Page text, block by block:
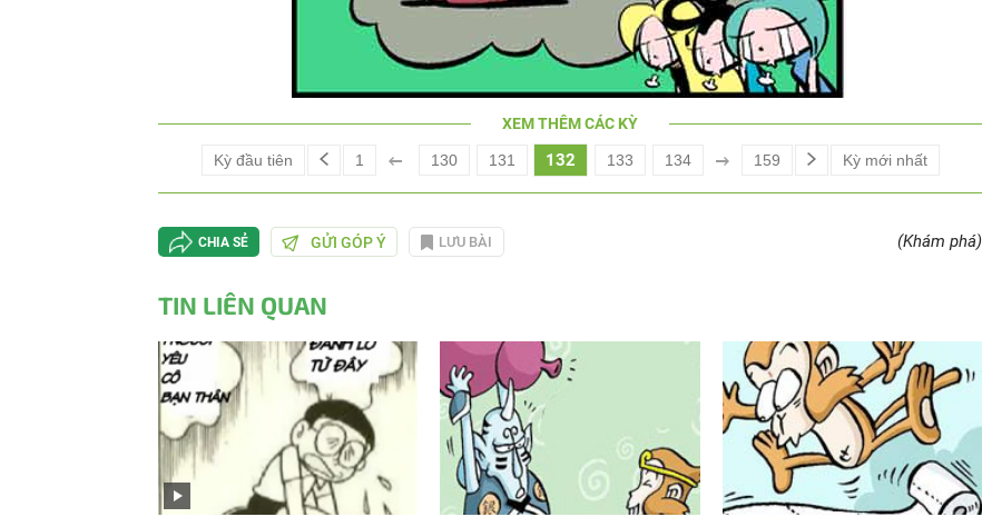
XEM THÊM CÁC KỲ
Kỳ đầu tiên 1 130 131 132 133 134 159 Kỳ mới nhất
CHIA SẺ GỬI GÓP Ý LƯU BÀI (Khám phá)
TIN LIÊN QUAN